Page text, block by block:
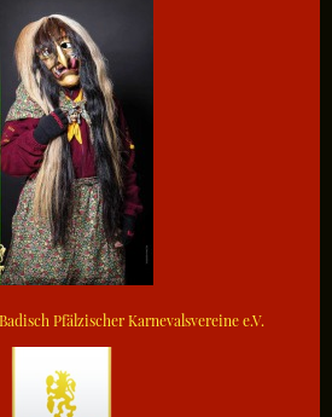
Pfälzischer Karnevalsvereine e.V.